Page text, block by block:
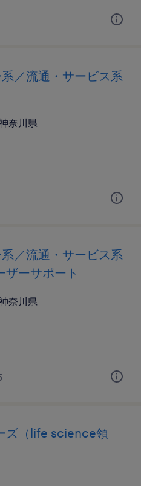
／流通・サービス系
奈川県
／流通・サービス系
ザーサポート
奈川県
ズ（life science領